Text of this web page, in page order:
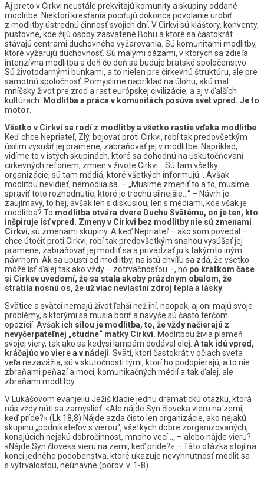
Aj preto v Cirkvi neustále prekvitajú komunity a skupiny oddané
modlitbe. Niektorí kresťania pociťujú dokonca povolanie urobiť
z modlitby ústrednú činnosť svojich dní. V Cirkvi sú kláštory, konventy,
pustovne, kde žijú osoby zasvätené Bohu a ktoré sa častokrát
stávajú centrami duchovného vyžarovania. Sú komunitami modlitby,
ktoré vyžarujú duchovnosť. Sú malými oázami, v ktorých sa zdieľa
intenzívna modlitba a deň čo deň sa buduje bratské spoločenstvo.
Sú životodarnými bunkami, a to nielen pre cirkevnú štruktúru, ale pre
samotnú spoločnosť. Pomyslime napríklad na úlohu, akú mal
mníšsky život pre zrod a rast európskej civilizácie, a aj v ďalších
kultúrach. Modlitba a práca v komunitách posúva svet vpred. Je to
motor
Všetko v Cirkvi sa rodí z modlitby a všetko rastie vďaka modlitbe
Keď chce Nepriateľ, Zlý, bojovať proti Cirkvi, robí tak predovšetkým
úsilím vysušiť jej pramene, zabraňovať jej v modlitbe. Napríklad,
vidíme to v istých skupinách, ktoré sa dohodnú na uskutočňovaní
cirkevných reforiem, zmien v živote Cirkvi… Sú tam všetky
organizácie, sú tam médiá, ktoré všetkých informujú… Avšak
modlitbu nevidieť, nemodlia sa. – „Musíme zmeniť to a to, musíme
spraviť toto rozhodnutie, ktoré je trochu silnejšie…“ – Návrh je
zaujímavý, to hej, avšak len s diskusiou, len s médiami, kde však je
modlitba? To modlitba otvára dvere Duchu Svätému, on je ten, kto
inšpiruje ísť vpred. Zmeny v Cirkvi bez modlitby nie sú zmenami
Cirkvi, sú zmenami skupiny. A keď Nepriateľ – ako som povedal –
chce útočiť proti Cirkvi, robí tak predovšetkým snahou vysúšať jej
pramene, zabraňovať jej modliť sa a privádzať ju k takýmto iným
návrhom. Ak sa upustí od modlitby, na istú chvíľu sa zdá, že všetko
môže ísť ďalej tak ako vždy – zotrvačnosťou –, no po krátkom čase
si Cirkev uvedomí, že sa stala akoby prázdnym obalom, že
stratila nosnú os, že už viac nevlastní zdroj tepla a lásky
Svätice a svätci nemajú život ľahší než iní, naopak, aj oni majú svoje
problémy, s ktorými sa musia boriť a navyše sú často terčom
opozícií. Avšak ich silou je modlitba, to, že vždy načierajú z
nevyčerpateľnej „studne“ matky Cirkvi. Modlitbou živia plameň
svojej viery, tak ako sa kedysi lampám dodával olej. A tak idú vpred,
kráčajúc vo viere a v nádeji . Svätí, ktorí častokrát v očiach sveta
veľa nezavážia, sú v skutočnosti tými, ktorí ho podopierajú, a to nie
zbraňami peňazí a moci, komunikačných médií a tak ďalej, ale
zbraňami modlitby.
V Lukášovom evanjeliu Ježiš kladie jednu dramatickú otázku, ktorá
nás vždy núti sa zamyslieť: «Ale nájde Syn človeka vieru na zemi,
keď príde?» (Lk 18,8) Nájde azda čisto len organizácie, ako nejakú
skupinu „podnikateľov s vierou“, všetkých dobre zorganizovaných,
konajúcich nejakú dobročinnosť, mnoho vecí…, – alebo nájde vieru?
«Nájde Syn človeka vieru na zemi, keď príde?» – Táto otázka stojí na
konci jedného podobenstva, ktoré ukazuje nevyhnutnosť modliť sa
s vytrvalosťou, neúnavne (porov. v. 1-8).